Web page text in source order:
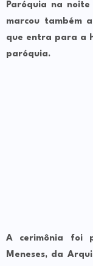
Paróquia na
marcou também
que entra para a
paróquia.
A cerimônia foi
Meneses, da